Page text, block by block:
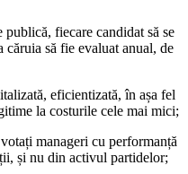
fiecare candidat să se
să fie evaluat anual, de
eficientizată, în așa fel
la costurile cele mai mici;
manageri cu performanță
și nu din activul partidelor;